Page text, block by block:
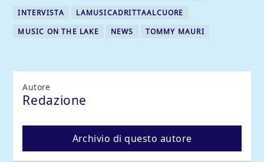
INTERVISTA
LAMUSICADRITTAALCUORE
MUSIC ON THE LAKE
NEWS TOMMY MAURI
Autore
Redazione
Archivio di questo autore